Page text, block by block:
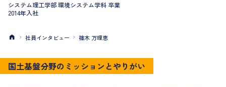
システム理工学部 環境システム学科 卒業
2014年入社
社員インタビュー 篠木 万理恵
国土基盤分野の ミ ッ シ ョ ンとや り がい